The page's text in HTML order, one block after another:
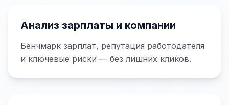
Анализ зарплаты и компании
Бенчмарк зарплат, репутация работодателя
и ключевые риски — без лишних кликов.